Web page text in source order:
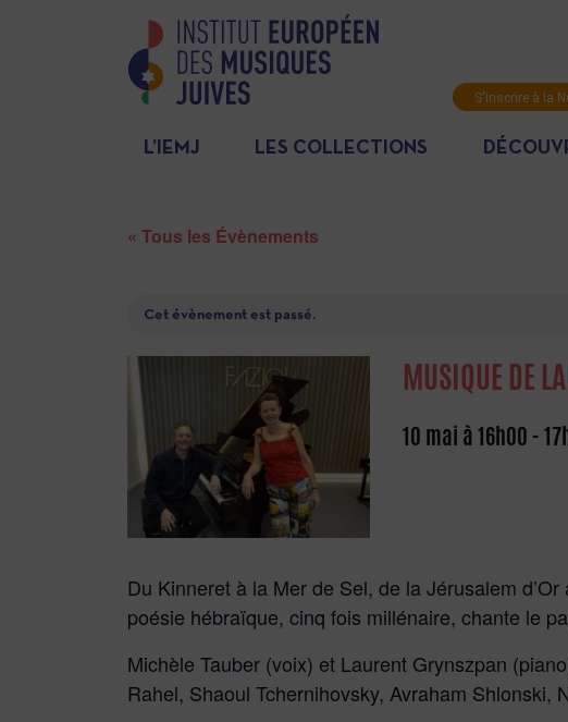
S'inscrire à la
L’IEMJ LES COLLECTIONS
« Tous les Évènements
Cet évènement est passé.
MUSIQUE DE
10 mai à 16h00 -
Du Kinneret à la Mer de Sel, de la Jérusalem
poésie hébraïque, cinq fois millénaire, chante le
Michèle Tauber (voix) et Laurent Grynszpan
Rahel, Shaoul Tchernihovsky, Avraham